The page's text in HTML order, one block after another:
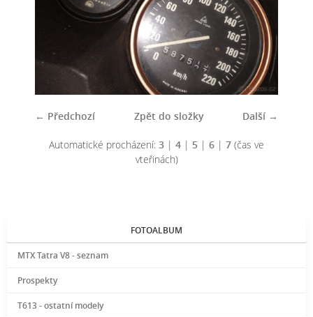
← Předchozí Další →
Zpět do složky
Automatické procházení: 3 | 4 | 5 | 6 | 7 (čas ve
vteřinách)
FOTOALBUM
MTX Tatra V8 - seznam
Prospekty
T613 - ostatní modely